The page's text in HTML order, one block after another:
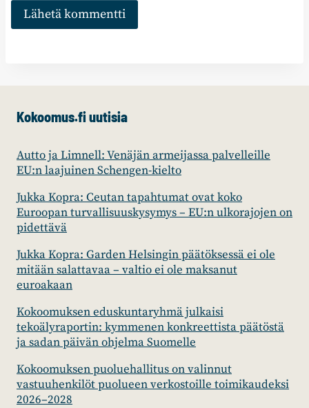
Kokoomus.fi uutisia
Autto ja Limnell: Venäjän armeijassa palvelleille
EU:n laajuinen Schengen-kielto
Jukka Kopra: Ceutan tapahtumat ovat koko
Euroopan turvallisuuskysymys – EU:n ulkorajojen on
pidettävä
Jukka Kopra: Garden Helsingin päätöksessä ei ole
mitään salattavaa – valtio ei ole maksanut
euroakaan
Kokoomuksen eduskuntaryhmä julkaisi
tekoälyraportin: kymmenen konkreettista päätöstä
ja sadan päivän ohjelma Suomelle
Kokoomuksen puoluehallitus on valinnut
vastuuhenkilöt puolueen verkostoille toimikaudeksi
2026–2028